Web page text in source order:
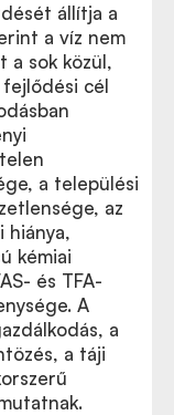
állítja a
a víz nem
sok közül,
cél
a települési
az
hiánya,
kémiai
és TFA-
A
a
a táji